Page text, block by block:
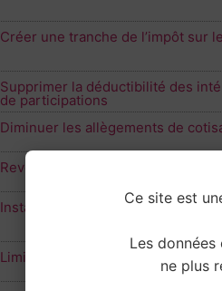
Créer une tranche de l’impôt sur
Supprimer la déductibilité des
de participations
Diminuer les allègements de
Revenir sur la défiscalisation des
Instaurer une taxe sur les
Limiter l'abattement sur les
Ce site est
Les
ne plus